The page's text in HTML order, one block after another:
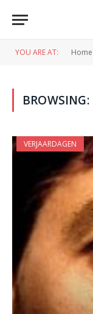
YOU ARE AT: Home
BROWSING:
VERJAARDAGEN